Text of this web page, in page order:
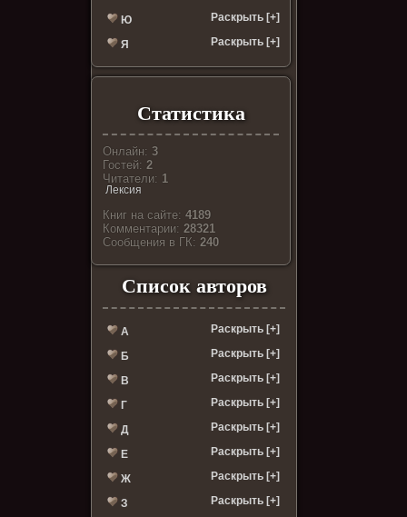
Ю Раскрыть [+]
Я Раскрыть [+]
Статистика
Онлайн:3
Гостей:2
Читатели: 1
Лексия
Книг на сайте:4189
Комментарии:28321
Cообщения в ГК:240
Список авторов
А Раскрыть [+]
Б Раскрыть [+]
В Раскрыть [+]
Г Раскрыть [+]
Д Раскрыть [+]
Е Раскрыть [+]
Ж Раскрыть [+]
З Раскрыть [+]